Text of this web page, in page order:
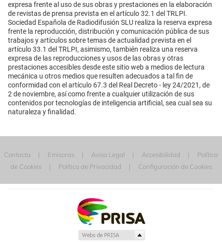
expresa frente al uso de sus obras y prestaciones en la elaboración
de revistas de prensa prevista en el artículo 32.1 del TRLPI.
Sociedad Española de Radiodifusión SLU realiza la reserva expresa
frente la reproducción, distribución y comunicación pública de sus
trabajos y artículos sobre temas de actualidad prevista en el
artículo 33.1 del TRLPI, asimismo, también realiza una reserva
expresa de las reproducciones y usos de las obras y otras
prestaciones accesibles desde este sitio web a medios de lectura
mecánica u otros medios que resulten adecuados a tal fin de
conformidad con el artículo 67.3 del Real Decreto - ley 24/2021, de
2 de noviembre, así como frente a cualquier utilización de sus
contenidos por tecnologías de inteligencia artificial, sea cual sea su
naturaleza y finalidad.
Contacta Emisoras Aviso Legal Accesibilidad
Política
de Cookies
Política de Privacidad Configuración de Cookies